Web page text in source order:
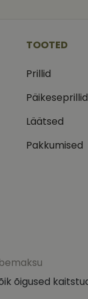
TOOTED
Prillid
Päikeseprillid
Läätsed
Pakkumised
õigused
_ga_VQ82NFQ41G
__kla_id
test_cookie
_fbp